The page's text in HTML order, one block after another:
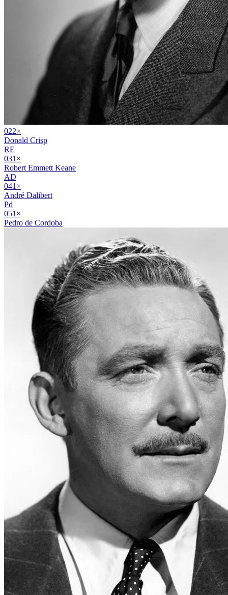
022×
Donald Crisp
RE
031 ×
Robert Emmett Keane
AD
041 ×
André Dalibert
Pd
051 ×
Pedro de Cordoba